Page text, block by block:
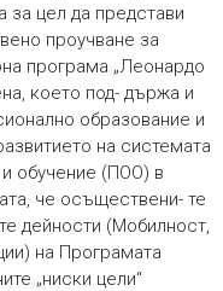
за цел да представи
проучване за
програма „Леонардо
което под- държа и
образование и
на системата
обучение (ПОО) в
че осъществени- те
дейности (Мобилност,
на Програмата
„ниски цели“